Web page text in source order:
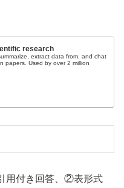
research
extract data from, and chat
papers. Used by over 2 million
用付き回答、②表形式